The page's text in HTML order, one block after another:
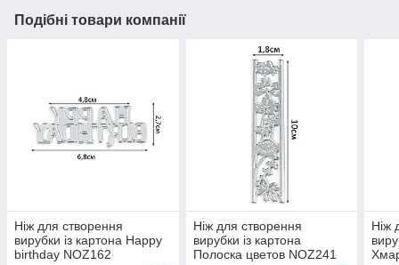
Подібні товари компанії
Ніж для створення
вирубки із картона Happy
birthday NOZ162
Ніж для створення
вирубки із картона
Полоска цветов NOZ241
Ніж